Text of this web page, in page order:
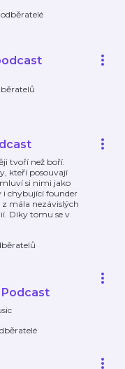
tvoří než boří.
kteří posouvají
si nimi jako
i chybující founder
z mála nezávislých
Díky tomu se v